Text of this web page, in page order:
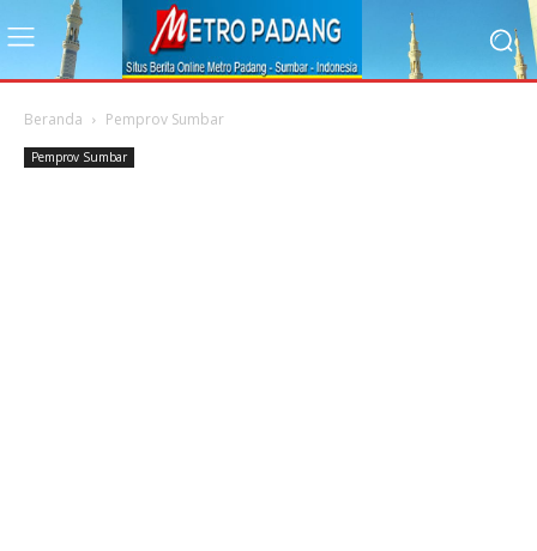
Beranda Pemprov Sumbar
Pemprov Sumbar